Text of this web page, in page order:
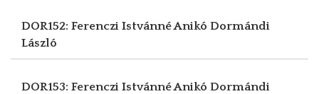
DOR152: Ferenczi Istvánné Anikó Dormándi
László
DOR153: Ferenczi Istvánné Anikó Dormándi